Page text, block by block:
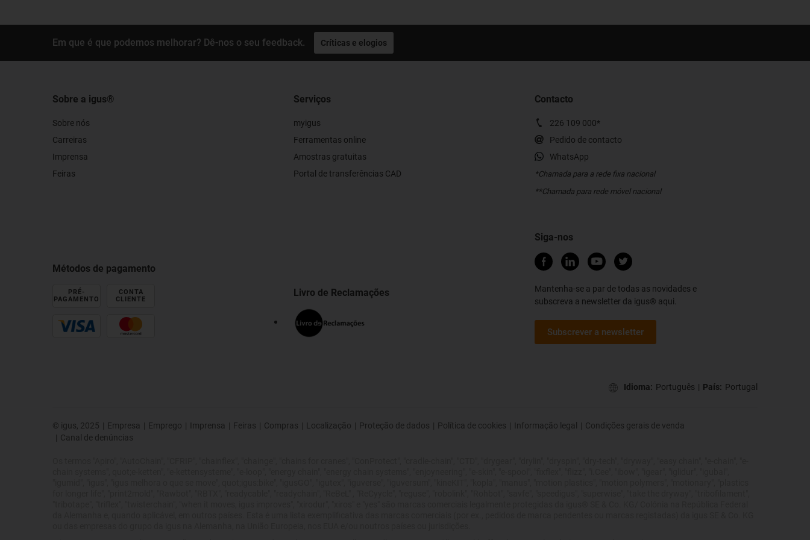
Em que é que podemos melhorar? Dê-nos o seu feedback. Críticas e elogios
Sobre a igus®
Sobre nós
Carreiras
Imprensa
Feiras
Serviços
myigus
Ferramentas online
Amostras gratuitas
Portal de transferências CAD
Contacto
226 109 000*
Pedido de contacto
WhatsApp
*Chamada para a rede fixa nacional
**Chamada para rede móvel nacional
Métodos de pagamento
PRÉ-
PAGAMENTO
CONTA
CLIENTE
Livro de Reclamações
Siga-nos
Mantenha-se a par de todas as novidades e
subscreva a newsletter da igus® aqui.
Subscrever a newsletter
Idioma: Português | País: Portugal
© igus, 2025 | Empresa | Emprego | Imprensa | Feiras | Compras | Localização | Proteção de dados | Política de cookies | Informação legal | Condições gerais de venda
| Canal de denúncias